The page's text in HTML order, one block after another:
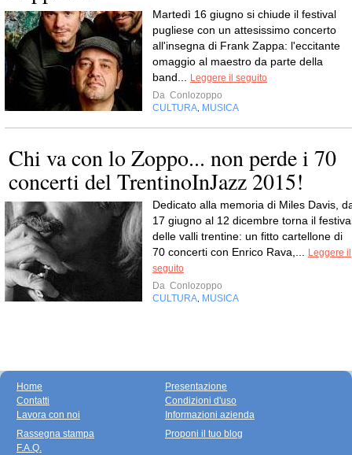
Martedì 16 giugno si chiude il festival
pugliese con un attesissimo concerto
all'insegna di Frank Zappa: l'eccitante
omaggio al maestro da parte della
band...
Leggere il seguito
Da Conlozoppo
CULTURA MUSICA
Chi va con lo Zoppo... non perde i 70
concerti del TrentinoInJazz 2015!
Dedicato alla memoria di Miles Davis,
17 giugno al 12 dicembre torna il
delle valli trentine: un fitto cartellone di
70 concerti con Enrico Rava,...
Leggere il
seguito
Da Conlozoppo
CULTURA MUSICA
Home
Contatti
Lavora con noi
Presentazione
Condizioni d'uso
Informazioni azienda
Rassegna stampa
F.A.Q.
Proponi il tuo blog